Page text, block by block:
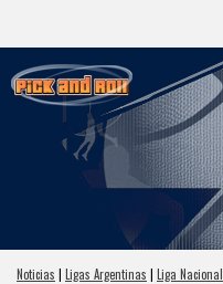
Noticias | Ligas Argentinas | Liga Nacional